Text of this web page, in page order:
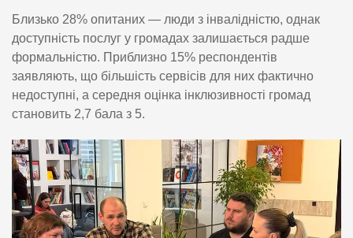
Близько 28% опитаних — люди з інвалідністю, однак
доступність послуг у громадах залишається радше
формальністю. Приблизно 15% респондентів
заявляють, що більшість сервісів для них фактично
недоступні, а середня оцінка інклюзивності громад
становить 2,7 бала з 5.